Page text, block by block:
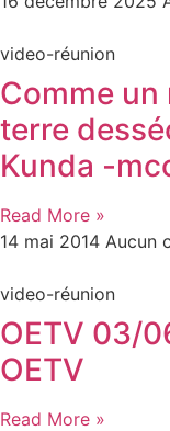
video-réunion
Comme un
terre
Kunda -
Read More »
14 mai 2014 Aucun
video-réunion
OETV 03/
OETV
Read More »